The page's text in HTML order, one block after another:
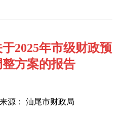
2025年市级财政预
方案的报告
来源： 汕尾市财政局